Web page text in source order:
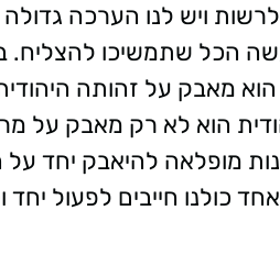
ויש לנו הערכה
הכל שתמשיכו להצליח.
מאבק על זהותה
הוא לא רק מאבק על
מופלאה להיאבק יחד
כולנו חייבים לפעול